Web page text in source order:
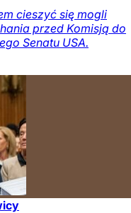
cieszyć się mogli
przed Komisją do
Senatu USA.